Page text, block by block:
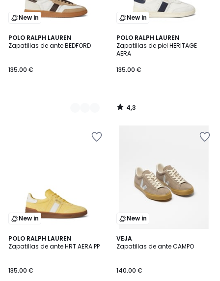
New in
POLO RALPH LAUREN
Zapatillas de ante BEDFORD
135.00 €
2
Colores
New in
POLO RALPH LAUREN
Zapatillas de piel HERITAGE
AERA
135.00 €
4,3
/ 5
4,3
/
New in
POLO RALPH LAUREN
Zapatillas de ante HRT AERA PP
135.00 €
New in
VEJA
Zapatillas de ante CAMPO
140.00 €